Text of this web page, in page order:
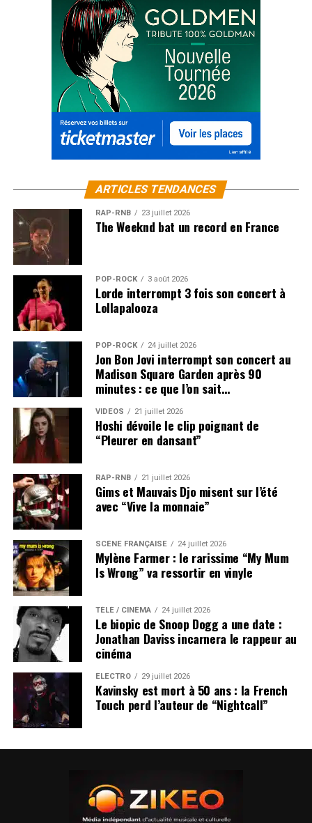
ARTICLES TENDANCES
RAP-RNB 23 juillet 2026
The Weeknd bat un record en France
POP-ROCK 3 août 2026
Lorde interrompt 3 fois son concert à
Lollapalooza
POP-ROCK 24 juillet 2026
Jon Bon Jovi interrompt son concert au
Madison Square Garden après 90
minutes : ce que l’on sait…
VIDEOS 21 juillet 2026
Hoshi dévoile le clip poignant de
“Pleurer en dansant”
RAP-RNB 21 juillet 2026
Gims et Mauvais Djo misent sur l’été
avec “Vive la monnaie”
SCÈNE FRANÇAISE 24 juillet 2026
Mylène Farmer : le rarissime “My Mum
Is Wrong” va ressortir en vinyle
TÉLÉ / CINÉMA 24 juillet 2026
Le biopic de Snoop Dogg a une date :
Jonathan Daviss incarnera le rappeur au
cinéma
ÉLECTRO 29 juillet 2026
Kavinsky est mort à 50 ans : la French
Touch perd l’auteur de “Nightcall”